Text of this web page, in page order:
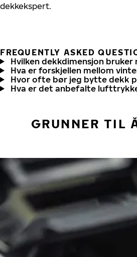
dekkekspert.
FREQUENTLY ASKED
Hvilken dekkdimensjon bruker
Hva er forskjellen mellom
Hvor ofte bør jeg bytte dekk
Hva er det anbefalte
GRUNNER TIL